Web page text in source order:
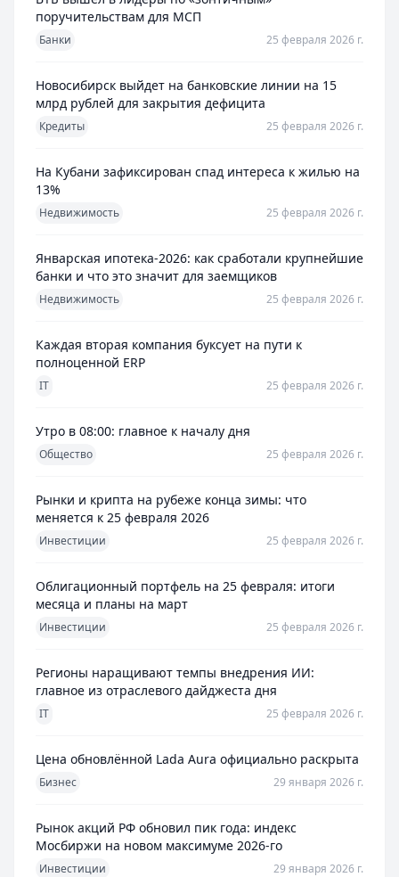
поручительствам для МСП
Банки 25 февраля 2026 г.
Новосибирск выйдет на банковские линии на 15
млрд рублей для закрытия дефицита
Кредиты 25 февраля 2026 г.
На Кубани зафиксирован спад интереса к жилью на
13%
Недвижимость 25 февраля 2026 г.
Январская ипотека-2026: как сработали крупнейшие
банки и что это значит для заемщиков
Недвижимость 25 февраля 2026 г.
Каждая вторая компания буксует на пути к
полноценной ERP
IT 25 февраля 2026 г.
Утро в 08:00: главное к началу дня
Общество 25 февраля 2026 г.
Рынки и крипта на рубеже конца зимы: что
меняется к 25 февраля 2026
Инвестиции 25 февраля 2026 г.
Облигационный портфель на 25 февраля: итоги
месяца и планы на март
Инвестиции 25 февраля 2026 г.
Регионы наращивают темпы внедрения ИИ:
главное из отраслевого дайджеста дня
IT 25 февраля 2026 г.
Цена обновлённой Lada Aura официально раскрыта
Бизнес 29 января 2026 г.
Рынок акций РФ обновил пик года: индекс
Мосбиржи на новом максимуме 2026-го
Инвестиции 29 января 2026 г.